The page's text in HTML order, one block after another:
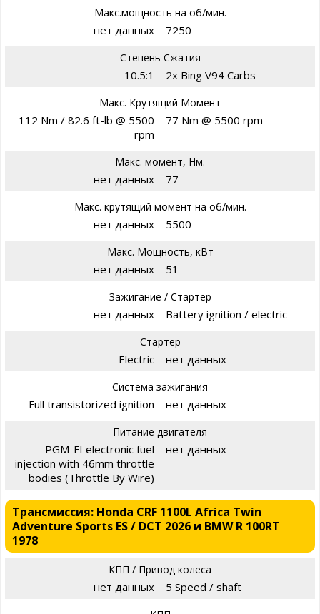
Макс.мощность на об/мин.
нет данных 7250
Степень Сжатия
10.5:1 2x Bing V94 Carbs
Макс. Крутящий Момент
112 Nm / 82.6 ft-lb @ 5500
rpm
77 Nm @ 5500 rpm
Макс. момент, Нм.
нет данных 77
Макс. крутящий момент на об/мин.
нет данных 5500
Макс. Мощность, кВт
нет данных 51
Зажигание / Стартер
нет данных Battery ignition / electric
Стартер
Electric нет данных
Система зажигания
Full transistorized ignition нет данных
Питание двигателя
PGM-FI electronic fuel
injection with 46mm throttle
bodies (Throttle By Wire)
нет данных
Трансмиссия: Honda CRF 1100L Africa Twin
Adventure Sports ES / DCT 2026 и BMW R 100RT
1978
КПП / Привод колеса
нет данных 5 Speed / shaft